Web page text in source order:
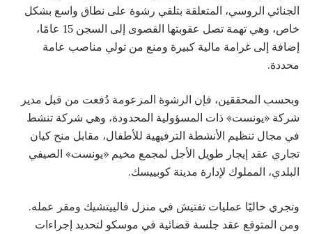
الجنائي الروسي، المتعلقة بتلقي رشوة على نطاق واسع بشكل
خاص، وهي تهمة تصل عقوبتها القصوى إلى السجن 15 عامًا،
إضافة إلى غرامة مالية كبيرة ومنع من تولي مناصب عامة
محددة.
وبحسب المحققين، فإن الرشوة المزعومة دُفعت من قبل مدير
شركة «يونست» ذات المسؤولية المحدودة، وهي شركة تنشط
في مجال تنظيم الأنشطة الترفيهية للأطفال، مقابل منح كيان
تجاري عقد إيجار طويل الأجل لمجمع مخيم «يونست» الصيفي
البلدي، المملوك لإدارة مدينة كوبييسك.
وتجري حاليًا عمليات تفتيش في منزل فالييتشيك ومقر عمله.
ومن المتوقع عقد جلسة قضائية في موسكو لتحديد إجراءات